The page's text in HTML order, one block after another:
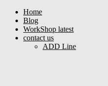
Home
Blog
WorkShop latest
contact us
ADD Line